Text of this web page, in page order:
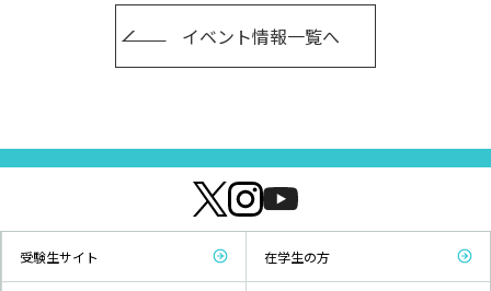
イベント情報一覧へ
受験生サイト 在学生の方